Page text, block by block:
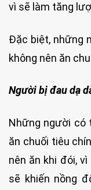
vì sẽ làm tăng
Đặc biệt, những
không nên ăn
Người bị đau dạ
Những người có
ăn chuối tiêu
nên ăn khi đói,
sẽ khiến nồng